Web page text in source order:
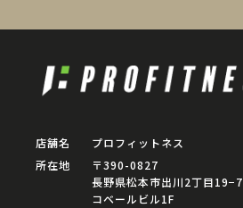
店舗名
プロフィットネス
所在地
〒390-0827
長野県松本市出川2丁目19−7
コベールビル1F